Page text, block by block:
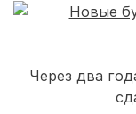
Через два